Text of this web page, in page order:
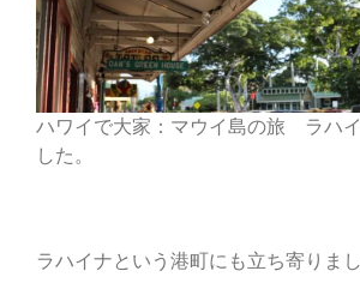
ハワイで大家：マウイ島の旅 ラハ
した。
ラハイナという港町にも立ち寄りまし